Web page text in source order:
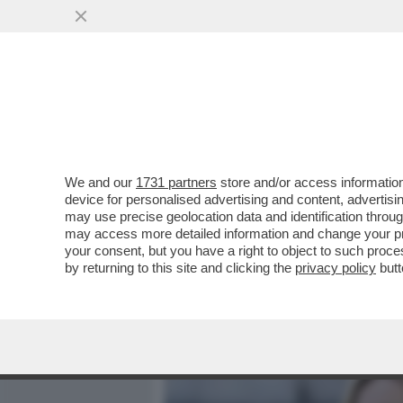
FRATELLI DEL KAOS - IL
D’ITALIA, DOPO TRE ANNI
VAI ALL'ARTICOLO
We and our 1731 partners store and/or access
device for personalised advertising and content,
may use precise geolocation data and identification
may access more detailed information and change your
your consent, but you have a right to object to such
by returning to this site and clicking the privacy policy